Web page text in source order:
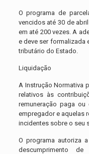
O programa de
vencidos até 30 de
em até 200 vezes. A
e deve ser formalizada
tributário do Estado.
Liquidação
A Instrução Normativa
relativos às
remuneração paga
empregador e aquelas
incidentes sobre o seu
O programa autoriza
descumprimento